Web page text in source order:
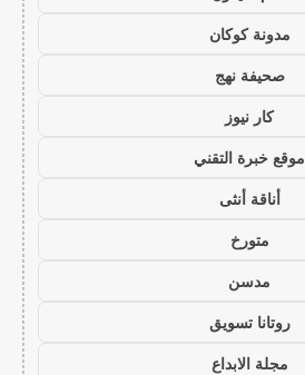
مدونة كوكان
صحيفة نهج
كار نيوز
موقع خبرة التقني
أناقة أنثى
متورخ
مدسن
روتانا تسويق
مجلة الابداع